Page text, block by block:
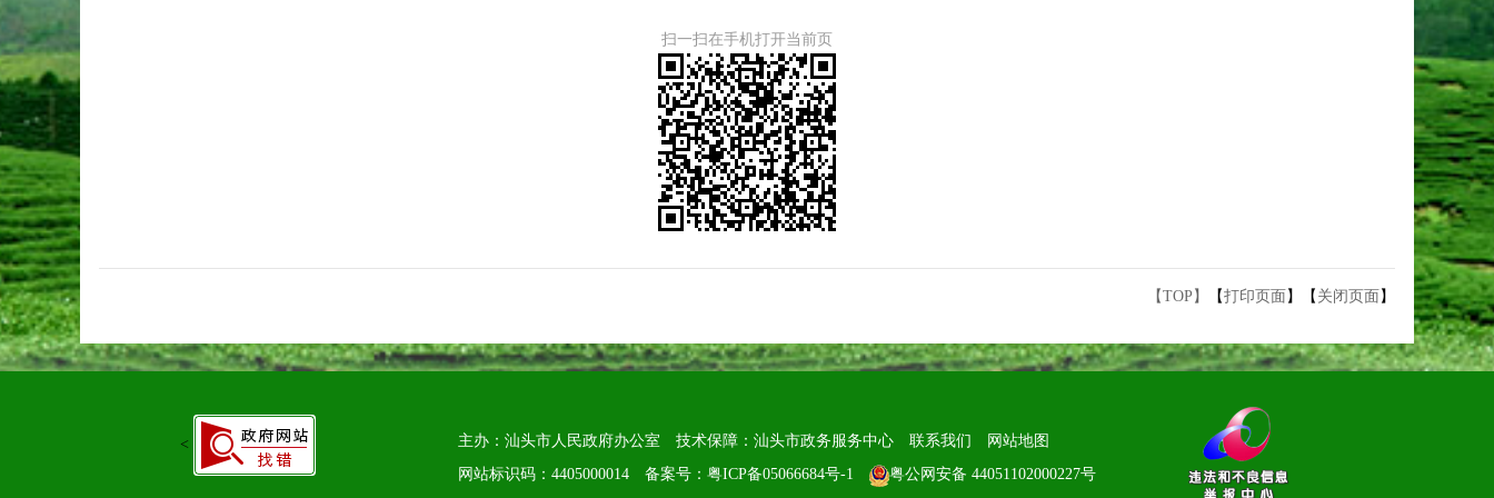
扫一扫在手机打开当前页
【TOP】 【打印页面 】【 关闭页面 】
< 主办：汕头市人民政府办公室 技术保障：汕头市政务服务中心 联系我们
网站地图
网站标识码：4405000014
备案号：粤ICP备05066684号-1 粤公网安备 44051102000227号